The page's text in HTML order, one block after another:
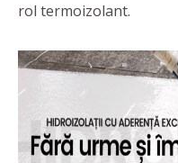
rol termoizolant.